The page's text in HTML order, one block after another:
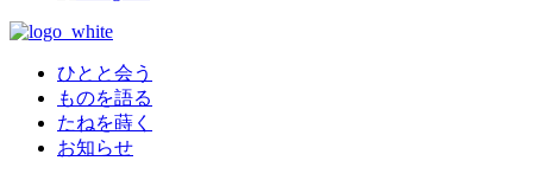
ひとと会う
ものを語る
たねを蒔く
お知らせ